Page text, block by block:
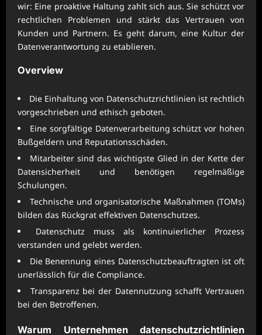
wir: Eine proaktive Haltung zahlt sich aus. Sie schützt vor
rechtlichen Problemen und stärkt das Vertrauen von
Kunden und Partnern. Es geht darum, eine Kultur der
Datenverantwortung zu etablieren.
Overview
Die Einhaltung von Datenschutzrichtlinien ist rechtlich
vorgeschrieben und ethisch geboten.
Eine sorgfältige Datenverarbeitung schützt vor hohen
Bußgeldern und Reputationsschäden.
Mitarbeiter sind das wichtigste Glied in der Kette der
Datensicherheit und benötigen regelmäßige
Schulungen.
Technische und organisatorische Maßnahmen (TOMs)
bilden das Rückgrat effektiven Datenschutzes.
Datenschutz muss als kontinuierlicher Prozess
verstanden und gelebt werden.
Die Benennung eines Datenschutzbeauftragten ist oft
unerlässlich für die Compliance.
Transparenz bei der Datennutzung schafft Vertrauen
bei den Betroffenen.
Warum Unternehmen datenschutzrichtlinien